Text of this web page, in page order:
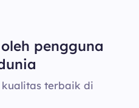
pengguna
terbaik di